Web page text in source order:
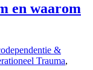
en waarom
&
Trauma,